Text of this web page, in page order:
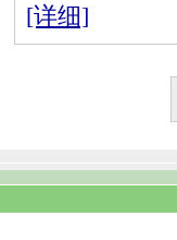
[详细]